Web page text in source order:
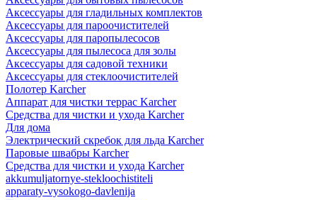
Аксессуары для гладильных комплектов
Аксессуары для пароочистителей
Аксессуары для паропылесосов
Аксессуары для пылесоса для золы
Аксессуары для садовой техники
Аксессуары для стеклоочистителей
Полотер Karcher
Аппарат для чистки террас Karcher
Средства для чистки и ухода Karcher
Для дома
Электрический скребок для льда Karcher
Паровые швабры Karcher
Средства для чистки и ухода Karcher
akkumuljatornye-stekloochistiteli
apparaty-vysokogo-davlenija